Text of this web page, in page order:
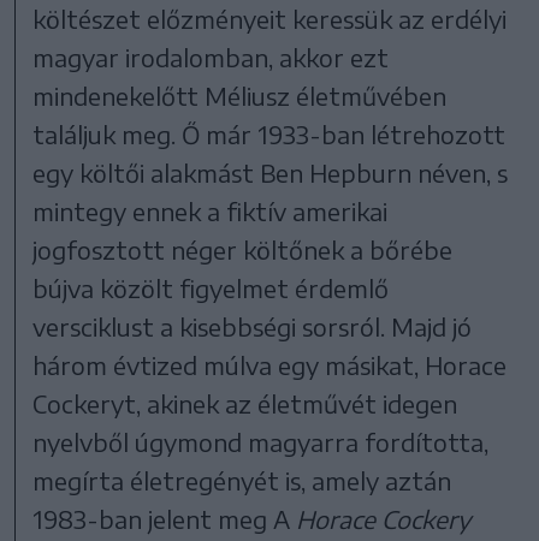
költészet előzményeit keressük az erdélyi
magyar irodalomban, akkor ezt
mindenekelőtt Méliusz életművében
találjuk meg. Ő már 1933-ban létrehozott
egy költői alakmást Ben Hepburn néven, s
mintegy ennek a fiktív amerikai
jogfosztott néger költőnek a bőrébe
bújva közölt figyelmet érdemlő
versciklust a kisebbségi sorsról. Majd jó
három évtized múlva egy másikat, Horace
Cockeryt, akinek az életművét idegen
nyelvből úgymond magyarra fordította,
megírta életregényét is, amely aztán
1983-ban jelent meg A Horace Cockery